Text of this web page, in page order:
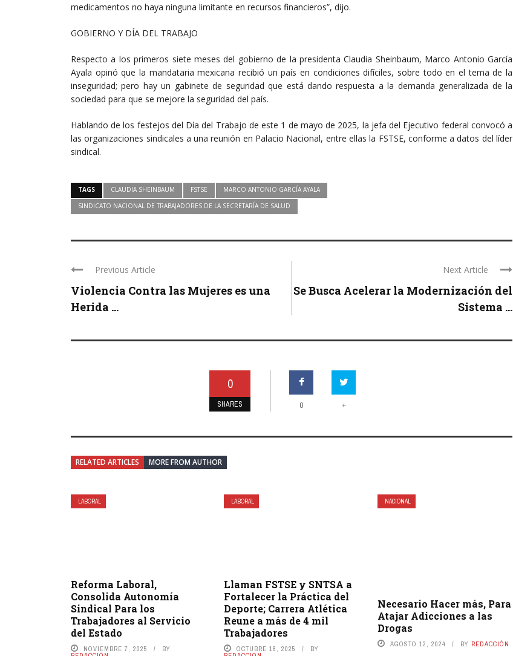
medicamentos no haya ninguna limitante en recursos financieros”, dijo.
GOBIERNO Y DÍA DEL TRABAJO
Respecto a los primeros siete meses del gobierno de la presidenta Claudia Sheinbaum, Marco Antonio García
Ayala opinó que la mandataria mexicana recibió un país en condiciones difíciles, sobre todo en el tema de la
inseguridad; pero hay un gabinete de seguridad que está dando respuesta a la demanda generalizada de la
sociedad para que se mejore la seguridad del país.
Hablando de los festejos del Día del Trabajo de este 1 de mayo de 2025, la jefa del Ejecutivo federal convocó a
las organizaciones sindicales a una reunión en Palacio Nacional, entre ellas la FSTSE, conforme a datos del líder
sindical.
TAGS CLAUDIA SHEINBAUM FSTSE
MARCO ANTONIO GARCÍA AYALA
SINDICATO NACIONAL DE TRABAJADORES DE LA SECRETARÍA DE SALUD
Previous Article
Violencia Contra las Mujeres es una
Herida ...
Next Article
Se Busca Acelerar la Modernización del
Sistema ...
0
SHARES 0 +
RELATED ARTICLES MORE FROM AUTHOR
LABORAL
Reforma Laboral,
Consolida Autonomía
Sindical Para los
Trabajadores al Servicio
del Estado
NOVIEMBRE 7, 2025 BY
LABORAL
Llaman FSTSE y SNTSA a
Fortalecer la Práctica del
Deporte; Carrera Atlética
Reune a más de 4 mil
Trabajadores
OCTUBRE 18, 2025 BY
NACIONAL
Necesario Hacer más, Para
Atajar Adicciones a las
Drogas
AGOSTO 12, 2024 BY REDACCIÓN